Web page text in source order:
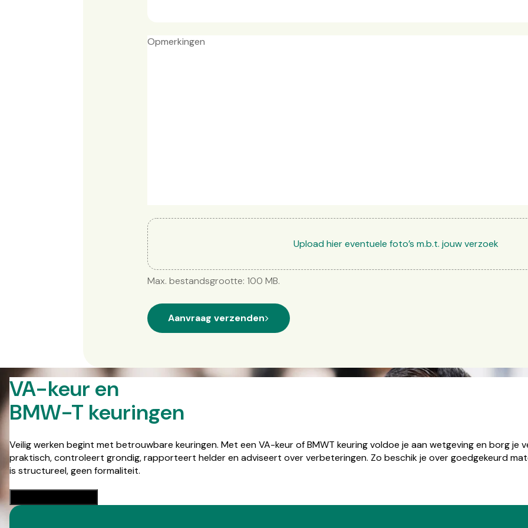
Upload hier eventuele foto’s m.b.t. jouw verzoek
Max. bestandsgrootte: 100 MB.
Aanvraag verzenden
VA-keur en
BMW-T keuringen
Veilig werken begint met betrouwbare keuringen. Met een VA-keur of BMWT keuring voldoe je aan wetgeving en borg je
praktisch, controleert grondig, rapporteert helder en adviseert over verbeteringen. Zo beschik je over goedgekeurd
is structureel, geen formaliteit.